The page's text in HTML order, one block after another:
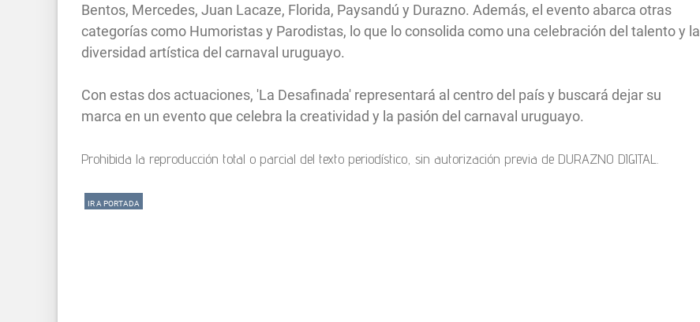
Bentos, Mercedes, Juan Lacaze, Florida, Paysandú y Durazno. Además, el evento abarca otras
categorías como Humoristas y Parodistas, lo que lo consolida como una celebración del talento y la
diversidad artística del carnaval uruguayo.
Con estas dos actuaciones, 'La Desafinada' representará al centro del país y buscará dejar su
marca en un evento que celebra la creatividad y la pasión del carnaval uruguayo.
Prohibida la reproducción total o parcial del texto periodístico, sin autorización previa de DURAZNO DIGITAL.
IR A PORTADA